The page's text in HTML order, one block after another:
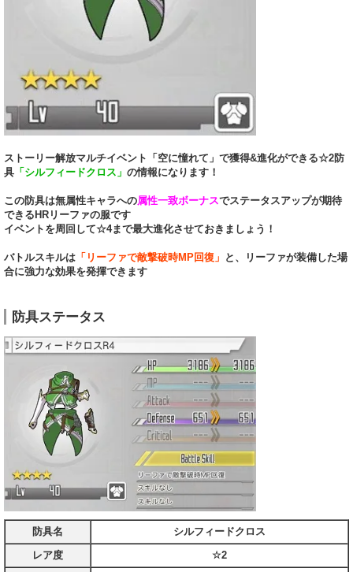
ストーリー解放マルチイベント「空に憧れて」で獲得&進化ができる☆2防
具 「シルフィードクロス」 の情報になります！
この防具は無属性キャラへの属性一致ボーナスでステータスアップが期待
できるHRリーファの服です
イベントを周回して☆4まで最大進化させておきましょう！
バトルスキルは 「リーファで敵撃破時MP回復」 と、リーファが装備した場
合に強力な効果を発揮できます
防具ステータス
防具名
シルフィードクロス
レア度
☆2